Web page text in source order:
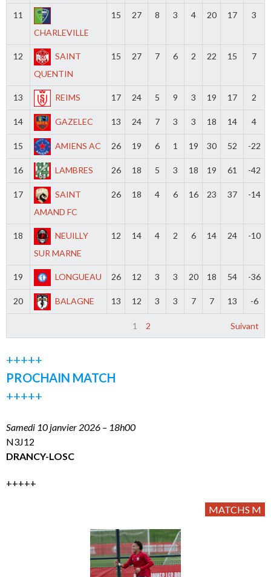
11
CHARLEVILLE
15 27 8 3 4 20 17 3
12
SAINT
QUENTIN
15 27 7 6 2 22 15 7
13 REIMS 17 24 5 9 3 19 17 2
14 GAZELEC 13 24 7 3 3 18 14 4
15 AMIENS AC 26 19 6 1 19 30 52 -22
16 LAMBRES 26 18 5 3 18 19 61 -42
17
SAINT
AMAND FC
26 18 4 6 16 23 37 -14
18
NEUILLY
SUR MARNE
12 14 4 2 6 14 24 -10
19 LONGUEAU 26 12 3 3 20 18 54 -36
20 BALAGNE 13 12 3 3 7 7 13 -6
1 2 Suivant
+++++
PROCHAIN MATCH
+++++
Samedi 10 janvier 2026 – 18h00
N3J12
DRANCY-LOSC
+++++
MATCHS M